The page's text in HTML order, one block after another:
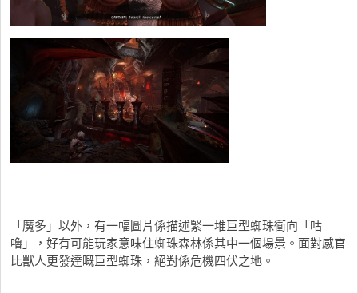
「魔多」以外，有一幅圖片係描述緊一堆巨型蜘珠衝向「咕
嚕」，好有可能玩家意味住蜘珠森林係其中一個場景。面對感官
比獸人更發達嘅巨型蜘珠，絕對係危機四伏之地。